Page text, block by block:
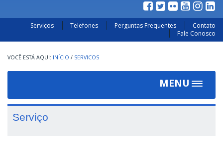
Serviços Telefones Perguntas Frequentes
Contato
Fale Conosco
INÍCIO / SERVICOS
MENU
Toggle
Serviço